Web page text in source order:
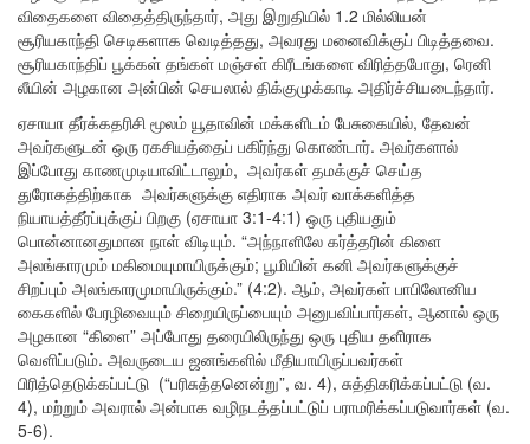
விதைகளை விதைத்திருந்தார், அது இறுதியில் 1.2 மில்லியன்
சூரியகாந்தி செடிகளாக வெடித்தது, அவரது மனைவிக்குப் பிடித்தவை.
சூரியகாந்திப் பூக்கள் தங்கள் மஞ்சள் கிரீடங்களை விரித்தபோது, ​​ரெனி
லீயின் அழகான அன்பின் செயலால் திக்குமுக்காடி அதிர்ச்சியடைந்தார்.
ஏசாயா தீர்க்கதரிசி மூலம் யூதாவின் மக்களிடம் பேசுகையில், தேவன்
அவர்களுடன் ஒரு ரகசியத்தைப் பகிர்ந்து கொண்டார். அவர்களால்
இப்போது காணமுடியாவிட்டாலும், அவர்கள் தமக்குச் செய்த
துரோகத்திற்காக அவர்களுக்கு எதிராக அவர் வாக்களித்த
நியாயத்தீர்ப்புக்குப் பிறகு (ஏசாயா 3:1-4:1) ஒரு புதியதும்
பொன்னானதுமான நாள் விடியும். “அந்நாளிலே கர்த்தரின் கிளை
அலங்காரமும் மகிமையுமாயிருக்கும்; பூமியின் கனி அவர்களுக்குச்
சிறப்பும் அலங்காரமுமாயிருக்கும்.” (4:2). ஆம், அவர்கள் பாபிலோனிய
கைகளில் பேரழிவையும் சிறையிருப்பையும் அனுபவிப்பார்கள், ஆனால் ஒரு
அழகான “கிளை” அப்போது தரையிலிருந்து ஒரு புதிய தளிராக
வெளிப்படும். அவருடைய ஜனங்களில் மீதியாயிருப்பவர்கள்
பிரித்தெடுக்கப்பட்டு (“பரிசுத்தனென்று”, வ. 4), சுத்திகரிக்கப்பட்டு (வ.
4), மற்றும் அவரால் அன்பாக வழிநடத்தப்பட்டுப் பராமரிக்கப்படுவார்கள் (வ.
5-6).